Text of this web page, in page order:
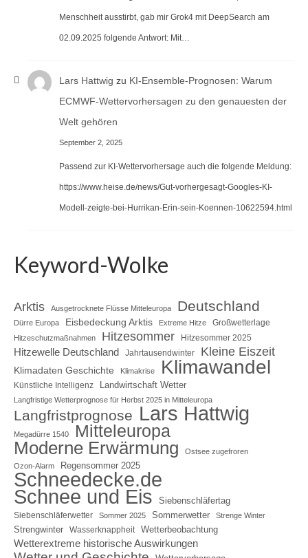
Menschheit ausstirbt, gab mir Grok4 mit DeepSearch am
02.09.2025 folgende Antwort: Mit…
Lars Hattwig zu KI-Ensemble-Prognosen: Warum
ECMWF-Wettervorhersagen zu den genauesten der
Welt gehören
September 2, 2025
Passend zur KI-Wettervorhersage auch die folgende Meldung:
https://www.heise.de/news/Gut-vorhergesagt-Googles-KI-
Modell-zeigte-bei-Hurrikan-Erin-sein-Koennen-10622594.html
Keyword-Wolke
Arktis Ausgetrocknete Flüsse Mitteleuropa Deutschland
Dürre Europa Eisbedeckung Arktis Extreme Hitze Großwetterlage
Hitzeschutzmaßnahmen Hitzesommer Hitzesommer 2025
Hitzewelle Deutschland Jahrtausendwinter Kleine Eiszeit
Klimadaten Geschichte Klimakrise Klimawandel
Künstliche Intelligenz Landwirtschaft Wetter
Langfristige Wetterprognose für Herbst 2025 in Mitteleuropa
Langfristprognose Lars Hattwig
Megadürre 1540 Mitteleuropa
Moderne Erwärmung
Ostsee zugefroren
Ozon-Alarm
Regensommer 2025
Schneedecke.de
Schnee und Eis Siebenschläfertag
Siebenschläferwetter Sommer 2025 Sommerwetter Strenge Winter
Strengwinter Wasserknappheit Wetterbeobachtung
Wetterextreme historische Auswirkungen